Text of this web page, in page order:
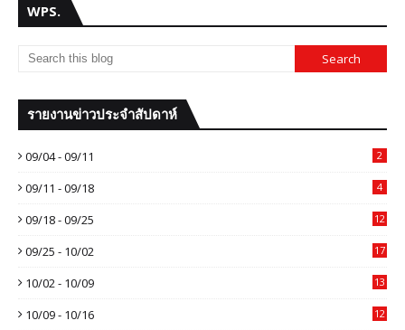
WPS.
รายงานข่าวประจำสัปดาห์
09/04 - 09/11 2
09/11 - 09/18 4
09/18 - 09/25 12
09/25 - 10/02 17
10/02 - 10/09 13
10/09 - 10/16 12